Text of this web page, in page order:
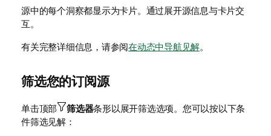
源中的每个洞察都显示为卡片。通过展开源信息与卡片交
互。
有关完整详细信息，请参阅在动态中导航见解。
筛选您的订阅源
单击顶部 筛选器条形以展开筛选选项。您可以按以下条
件筛选见解：